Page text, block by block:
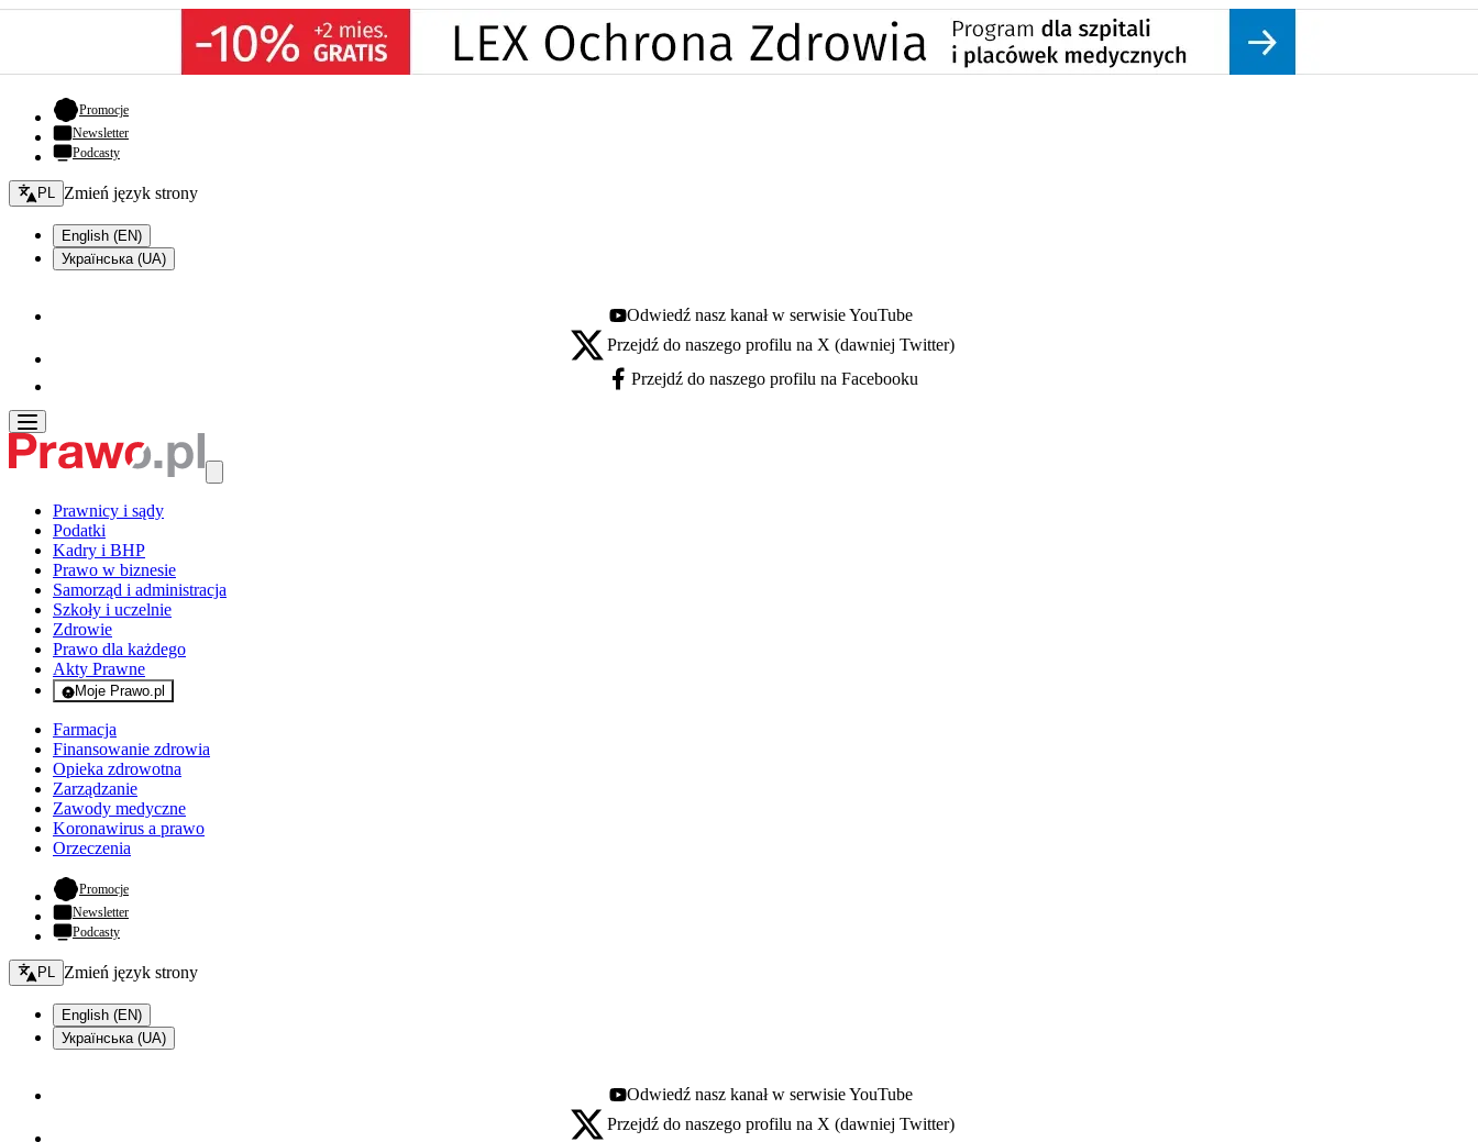
Promocje- otwiera się w nowej karcie
Newsletter
Podcasty
Zmień język - bieżący:
PL Zmień język strony
English (EN)
Українська (UA)
Youtube - otwiera się w nowej karcie
Odwiedź nasz kanał w serwisie YouTube
X - otwiera się w nowej karcie
Przejdź do naszego profilu na X (dawniej Twitter)
Facebook - otwiera się w nowej karcie
Przejdź do naszego profilu na Facebooku
Prawnicy i sądy
Podatki
Kadry i BHP
Prawo w biznesie
Samorząd i administracja
Szkoły i uczelnie
Zdrowie
Prawo dla każdego
Akty Prawne
Moje Prawo.pl
- rejestracja i logowanie do serwisu
Farmacja
Finansowanie zdrowia
Opieka zdrowotna
Zarządzanie
Zawody medyczne
Koronawirus a prawo
Orzeczenia
Promocje- otwiera się w nowej karcie
Newsletter
Podcasty
Zmień język - bieżący:
PL Zmień język strony
English (EN)
Українська (UA)
Youtube - otwiera się w nowej karcie
Odwiedź nasz kanał w serwisie YouTube
X - otwiera się w nowej karcie
Przejdź do naszego profilu na X (dawniej Twitter)